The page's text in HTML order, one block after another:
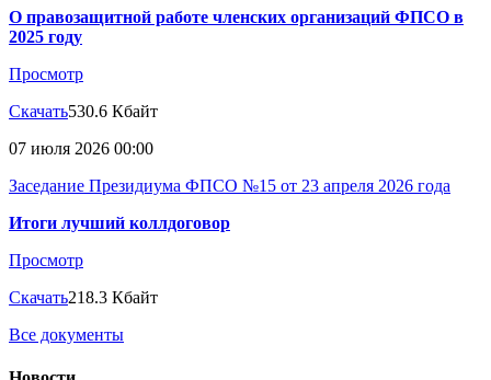
О правозащитной работе членских организаций ФПСО в
2025 году
Просмотр
Скачать530.6 Кбайт
07 июля 2026 00:00
Заседание Президиума ФПСО №15 от 23 апреля 2026 года
Итоги лучший коллдоговор
Просмотр
Скачать218.3 Кбайт
Все документы